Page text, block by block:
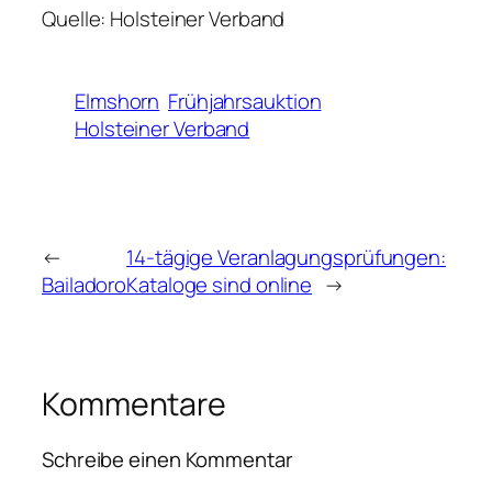
Quelle: Holsteiner Verband
Elmshorn Frühjahrsauktion
Holsteiner Verband
←
Bailadoro
14-tägige Veranlagungsprüfungen:
Kataloge sind online →
Kommentare
Schreibe einen Kommentar